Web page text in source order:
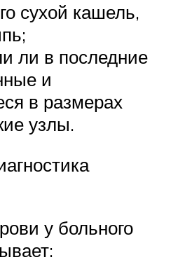
сухой кашель,
ли в последние
и
в размерах
узлы.
у больного